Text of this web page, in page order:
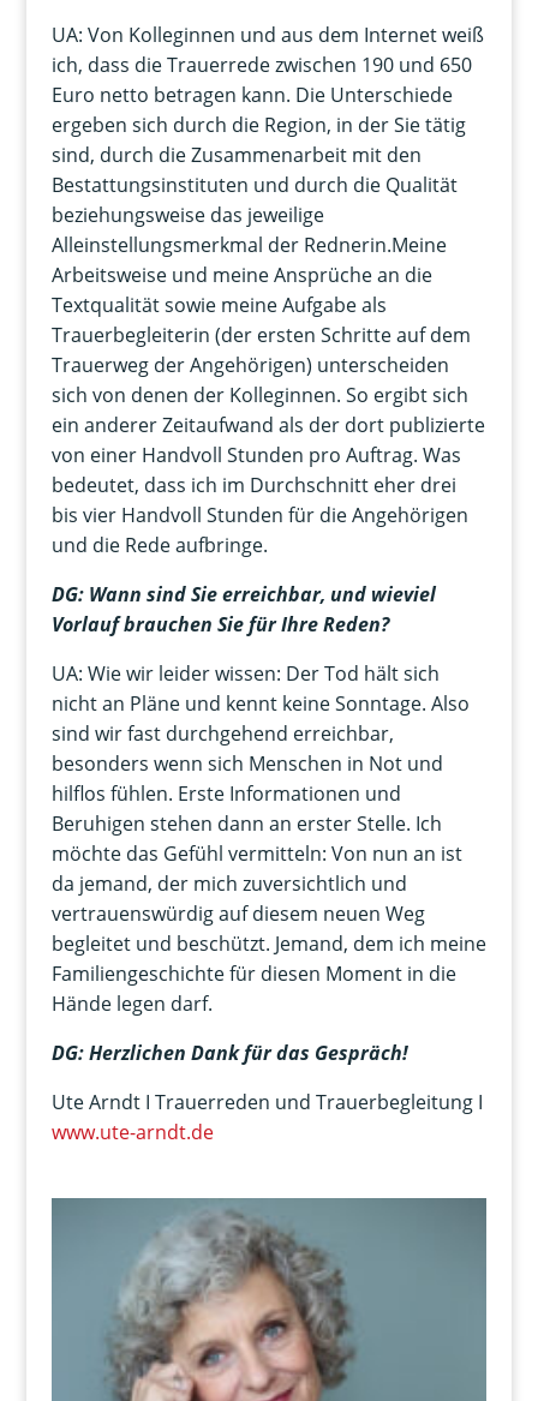
UA: Von Kolleginnen und aus dem Internet weiß
ich, dass die Trauerrede zwischen 190 und 650
Euro netto betragen kann. Die Unterschiede
ergeben sich durch die Region, in der Sie tätig
sind, durch die Zusammenarbeit mit den
Bestattungsinstituten und durch die Qualität
beziehungsweise das jeweilige
Alleinstellungsmerkmal der Rednerin.Meine
Arbeitsweise und meine Ansprüche an die
Textqualität sowie meine Aufgabe als
Trauerbegleiterin (der ersten Schritte auf dem
Trauerweg der Angehörigen) unterscheiden
sich von denen der Kolleginnen. So ergibt sich
ein anderer Zeitaufwand als der dort publizierte
von einer Handvoll Stunden pro Auftrag. Was
bedeutet, dass ich im Durchschnitt eher drei
bis vier Handvoll Stunden für die Angehörigen
und die Rede aufbringe.
DG: Wann sind Sie erreichbar, und wieviel
Vorlauf brauchen Sie für Ihre Reden?
UA: Wie wir leider wissen: Der Tod hält sich
nicht an Pläne und kennt keine Sonntage. Also
sind wir fast durchgehend erreichbar,
besonders wenn sich Menschen in Not und
hilflos fühlen. Erste Informationen und
Beruhigen stehen dann an erster Stelle. Ich
möchte das Gefühl vermitteln: Von nun an ist
da jemand, der mich zuversichtlich und
vertrauenswürdig auf diesem neuen Weg
begleitet und beschützt. Jemand, dem ich meine
Familiengeschichte für diesen Moment in die
Hände legen darf.
DG: Herzlichen Dank für das Gespräch!
Ute Arndt I Trauerreden und Trauerbegleitung I
www.ute-arndt.de